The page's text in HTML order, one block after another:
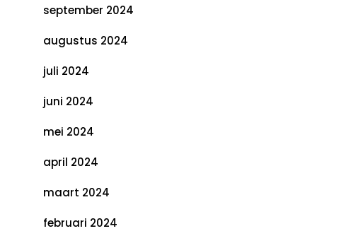
september 2024
augustus 2024
juli 2024
juni 2024
mei 2024
april 2024
maart 2024
februari 2024